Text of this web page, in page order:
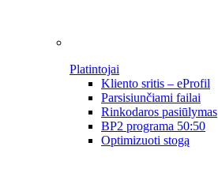
Platintojai
Kliento sritis – eProfil
Parsisiunčiami failai
Rinkodaros pasiūlymas
BP2 programa 50:50
Optimizuoti stogą